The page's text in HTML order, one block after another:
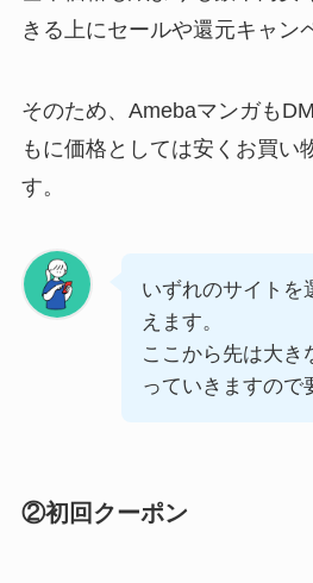
きる上にセールや還元キャン
そのため、Amebaマンガも
もに価格としては安くお買い
す。
いずれのサイトを
えます。
ここから先は大き
っていきますので
②初回クーポン